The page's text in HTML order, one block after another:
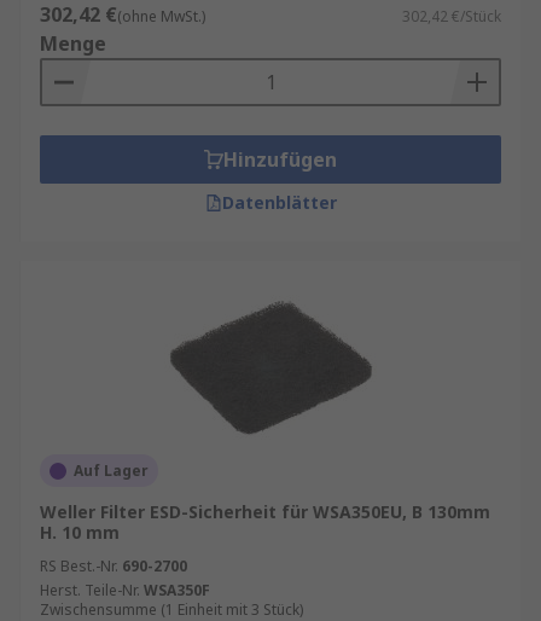
302,42 €(ohne MwSt.) 302,42 €/Stück
Menge
Hinzufügen
Datenblätter
Auf Lager
Weller Filter ESD-Sicherheit für WSA350EU, B 130mm
H. 10 mm
RS Best.-Nr. 690-2700
Herst. Teile-Nr. WSA350F
Zwischensumme (1 Einheit mit 3 Stück)